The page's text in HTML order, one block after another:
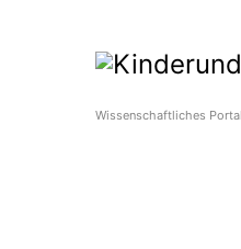
Wissenschaftliches